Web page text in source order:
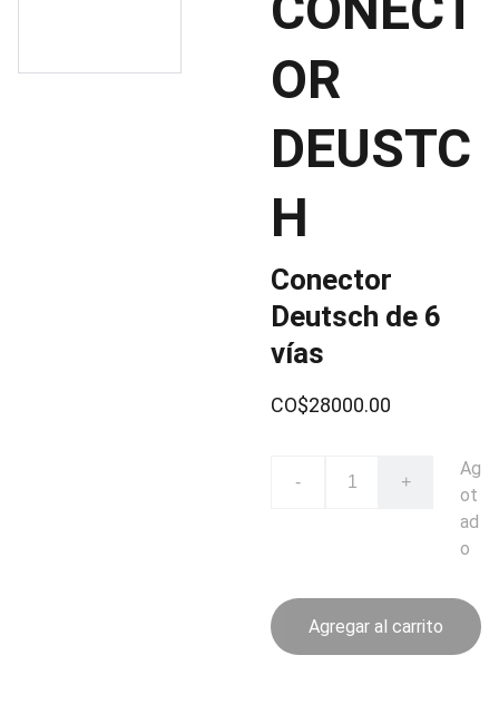
OR
DEUSTC
H
Conector
Deutsch de 6
vías
CO$28000.00
- +
Ag
ot
ad
o
Agregar al carrito